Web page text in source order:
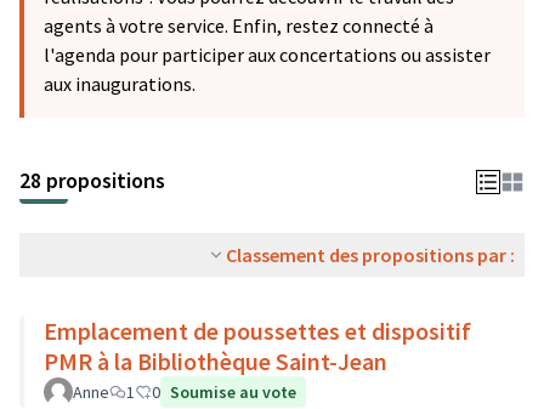
agents à votre service. Enfin, restez connecté à
l'agenda pour participer aux concertations ou assister
aux inaugurations.
28 propositions
Classement des propositions par :
Emplacement de poussettes et dispositif
PMR à la Bibliothèque Saint-Jean
Anne 1 0 Soumise au vote